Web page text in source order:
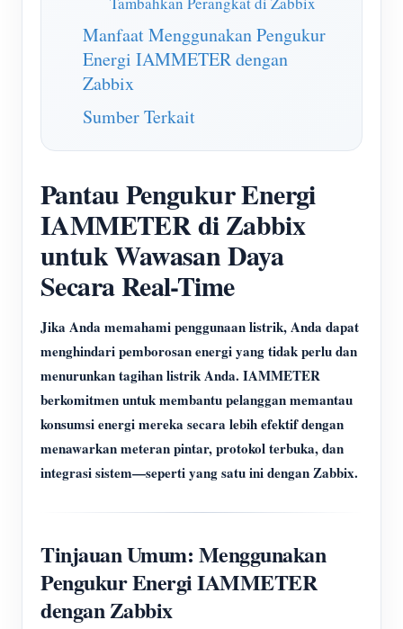
Manfaat Menggunakan Pengukur
Energi IAMMETER dengan
Zabbix
Sumber Terkait
Pantau Pengukur Energi
IAMMETER di Zabbix
untuk Wawasan Daya
Secara Real-Time
Jika Anda memahami penggunaan listrik, Anda dapat
menghindari pemborosan energi yang tidak perlu dan
menurunkan tagihan listrik Anda. IAMMETER
berkomitmen untuk membantu pelanggan memantau
konsumsi energi mereka secara lebih efektif dengan
menawarkan meteran pintar, protokol terbuka, dan
integrasi sistem—seperti yang satu ini dengan Zabbix.
Tinjauan Umum: Menggunakan
Pengukur Energi IAMMETER
dengan Zabbix